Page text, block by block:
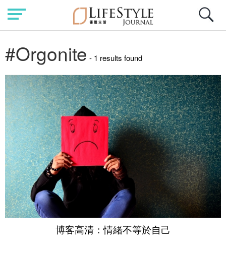
#Orgonite - 1 results found
博客高清：情緒不等於自己